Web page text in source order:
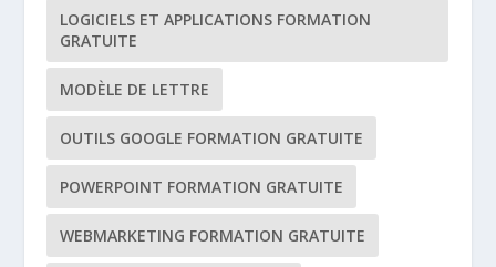
LOGICIELS ET APPLICATIONS FORMATION
GRATUITE
MODÈLE DE LETTRE
OUTILS GOOGLE FORMATION GRATUITE
POWERPOINT FORMATION GRATUITE
WEBMARKETING FORMATION GRATUITE